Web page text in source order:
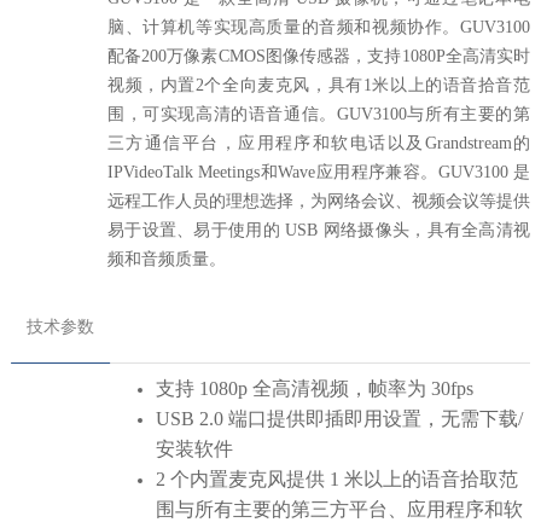
脑、计算机等实现高质量的音频和视频协作。GUV3100
配备200万像素CMOS图像传感器，支持1080P全高清实时
视频，内置2个全向麦克风，具有1米以上的语音拾音范
围，可实现高清的语音通信。GUV3100与所有主要的第
三方通信平台，应用程序和软电话以及Grandstream的
IPVideoTalk Meetings和Wave应用程序兼容。GUV3100 是
远程工作人员的理想选择，为网络会议、视频会议等提供
易于设置、易于使用的 USB 网络摄像头，具有全高清视
频和音频质量。
技术参数
支持 1080p 全高清视频，帧率为 30fps
USB 2.0 端口提供即插即用设置，无需下载/
安装软件
2 个内置麦克风提供 1 米以上的语音拾取范
围与所有主要的第三方平台、应用程序和软